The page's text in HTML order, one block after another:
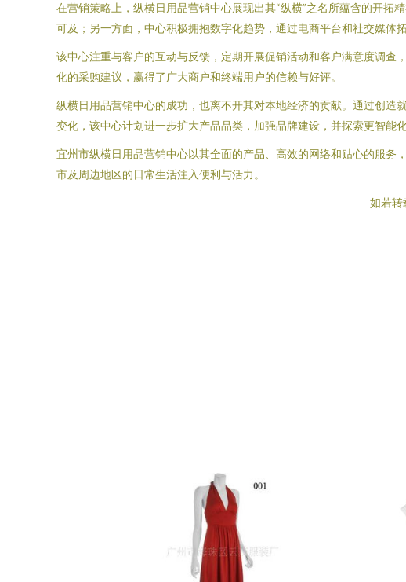
在营销策略上，纵横日用品营销中心展现出其“纵横”之名所蕴含的开
可及；另一方面，中心积极拥抱数字化趋势，通过电商平台和社交媒体
该中心注重与客户的互动与反馈，定期开展促销活动和客户满意度调
化的采购建议，赢得了广大商户和终端用户的信赖与好评。
纵横日用品营销中心的成功，也离不开其对本地经济的贡献。通过创
变化，该中心计划进一步扩大产品品类，加强品牌建设，并探索更智能
宜州市纵横日用品营销中心以其全面的产品、高效的网络和贴心的服
市及周边地区的日常生活注入便利与活力。
如若